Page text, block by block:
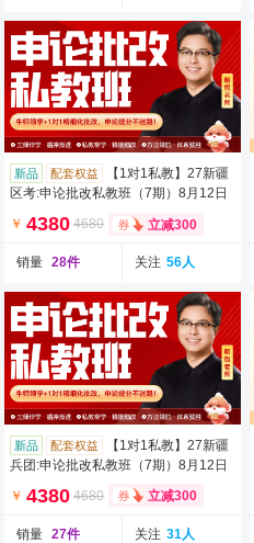
新品 配套权益
【1对1私教】27新疆
区考:申论批改私教班（7期）8月12日
￥ 4380 4680 立减300
销量 28件 关注 56人
新品 配套权益
【1对1私教】27新疆
兵团:申论批改私教班（7期）8月12日
￥ 4380 4680 立减300
销量 27件 关注 31人